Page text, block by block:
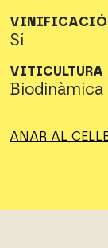
VINIFICACIÓ
Sí
VITICULTURA
Biodinàmica
ANAR AL